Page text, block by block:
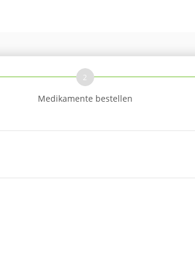
2
Medikamente bestellen